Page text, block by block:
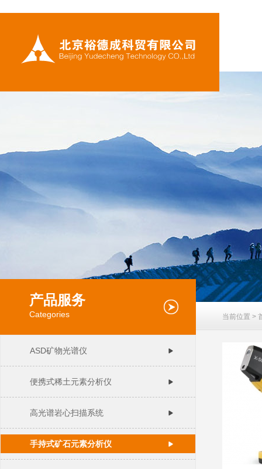
产品服务
Categories
ASD矿物光谱仪
便携式稀土元素分析仪
高光谱岩心扫描系统
手持式矿石元素分析仪
当前位置 >